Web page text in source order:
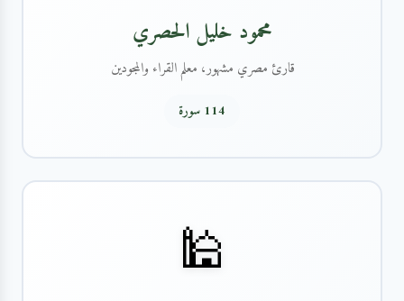
محمود خليل الحصري
قارئ مصري مشهور، معلم القراء والمجودين
114 سورة
🕌